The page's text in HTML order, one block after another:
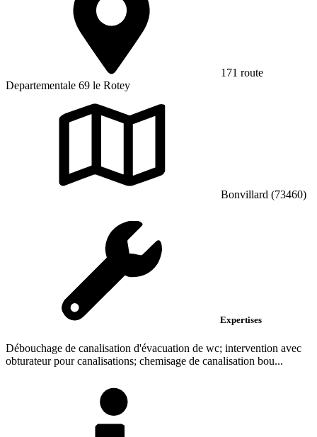
171 route
Departementale 69 le Rotey
Bonvillard (73460)
Expertises
Débouchage de canalisation d'évacuation de wc; intervention avec
obturateur pour canalisations; chemisage de canalisation bou...